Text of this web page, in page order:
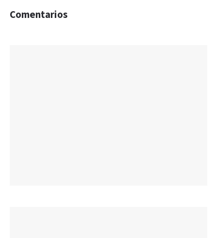
Comentarios